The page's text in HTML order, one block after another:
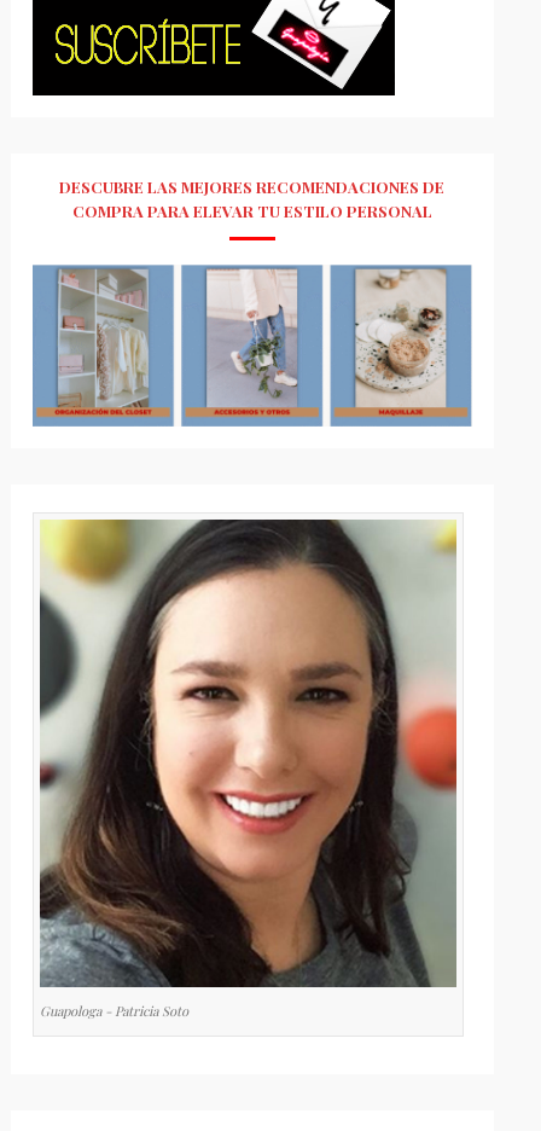
DESCUBRE LAS MEJORES RECOMENDACIONES DE
COMPRA PARA ELEVAR TU ESTILO PERSONAL
Guapologa - Patricia Soto